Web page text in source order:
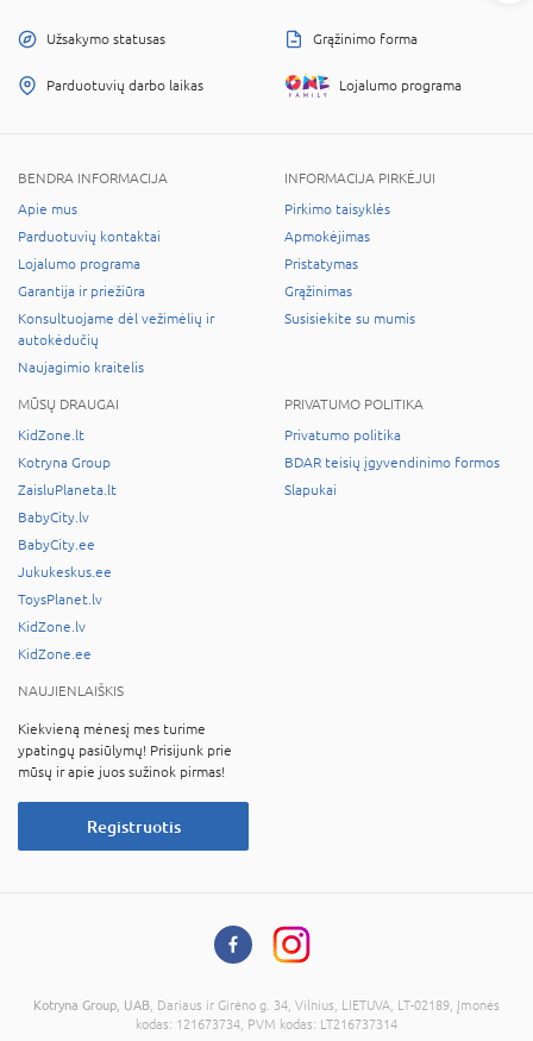
Užsakymo statusas Grąžinimo forma
Parduotuvių darbo laikas Lojalumo programa
BENDRA INFORMACIJA
Apie mus
Parduotuvių kontaktai
Lojalumo programa
Garantija ir priežiūra
Konsultuojame dėl vežimėlių ir
autokėdučių
Naujagimio kraitelis
INFORMACIJA PIRKĖJUI
Pirkimo taisyklės
Apmokėjimas
Pristatymas
Grąžinimas
Susisiekite su mumis
MŪSŲ DRAUGAI
KidZone.lt
Kotryna Group
ZaisluPlaneta.lt
BabyCity.lv
BabyCity.ee
Jukukeskus.ee
ToysPlanet.lv
KidZone.lv
KidZone.ee
PRIVATUMO POLITIKA
Privatumo politika
BDAR teisių įgyvendinimo formos
Slapukai
NAUJIENLAIŠKIS
Kiekvieną mėnesį mes turime
ypatingų pasiūlymų! Prisijunk prie
mūsų ir apie juos sužinok pirmas!
Registruotis
Kotryna Group, UAB , Dariaus ir Girėno g. 34, Vilnius, LIETUVA, LT-02189, Įmonės
kodas: 121673734, PVM kodas: LT216737314